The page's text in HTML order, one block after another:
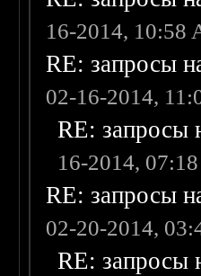
16-2014, 10:58
RE: запросы
02-16-2014,
RE: запросы
16-2014,
RE: запросы
02-20-2014,
RE: запросы